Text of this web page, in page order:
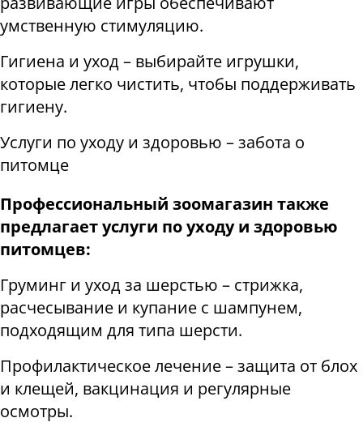
умственную стимуляцию.
Гигиена и уход – выбирайте игрушки,
которые легко чистить, чтобы поддерживать
гигиену.
Услуги по уходу и здоровью – забота о
питомце
Профессиональный зоомагазин также
предлагает услуги по уходу и здоровью
питомцев:
Груминг и уход за шерстью – стрижка,
расчесывание и купание с шампунем,
подходящим для типа шерсти.
Профилактическое лечение – защита от блох
и клещей, вакцинация и регулярные
осмотры.